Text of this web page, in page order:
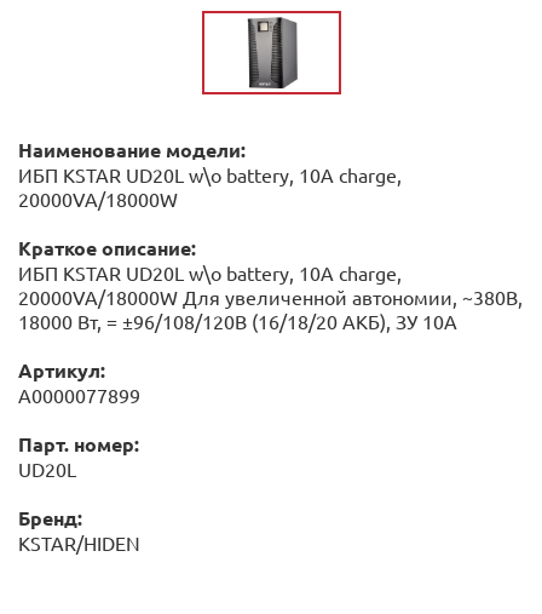
Наименование модели:
ИБП KSTAR UD20L w\o battery, 10A charge,
20000VA/18000W
Краткое описание:
ИБП KSTAR UD20L w\o battery, 10A charge,
20000VA/18000W Для увеличенной автономии, ~380В,
18000 Вт, = ±96/108/120В (16/18/20 АКБ), ЗУ 10А
Артикул:
А0000077899
Парт. номер:
UD20L
Бренд:
KSTAR/HIDEN